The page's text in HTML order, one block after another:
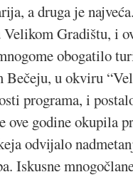
a druga je
Velikom Gradištu, i
obogatilo
u okviru
programa, i
ove godine okupila
odvijalo
Iskusne